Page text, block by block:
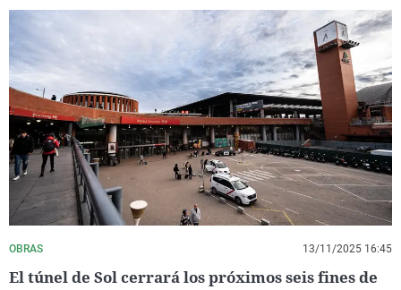
OBRAS 13/11/2025 16:45
El túnel de Sol cerrará los próximos seis fines de